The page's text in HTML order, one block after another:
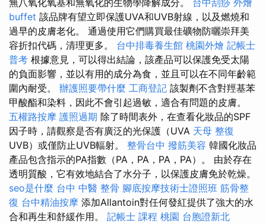
無八氧化氧基和無氧化的生物學降解成分。 台中刮痧 外燴
buffet 該品牌有望立即保護UVA和UVB射線，以及燃燒和
過早的皮膚老化。 通過使用它們購買最佳礦物防曬崇拜美
容折扣代碼，清理更多。 台中排毒養生館 桃園外燴 記帳士
普考 根據意見，可以得出結論，該產品可以保護免受太陽
的負面影響，並以有用的成分為食，並且可以在不同年齡範
圍內耐受。 辦護照要帶什麼 工商登記 該製劑不含對羥基苯
甲酸酯和染料，因此不會引起過敏，適合有問題的皮膚。
五權路按摩 護照過期 除了時間表外，在查看化妝品的SPF
因子時，請觀察是否有廣泛的光保護（UVA 天母 整復
UVB）或僅防止UVB輻射。 整骨台中 撥筋美容 韓國化妝品
產品包含指示的PA指數（PA，PA，PA，PA）。 由於存在
透明質酸，它有效地結合了水分子，以保護皮膚免於乾燥。
seo是什麼 台中 中醫 整骨 腳底按摩技術士證照班 筋骨整
復 台中精油按摩 添加Allantoin對任何發紅提供了強大的水
合和再生和舒緩作用。 記帳士 課程 桃園 台胞證新北